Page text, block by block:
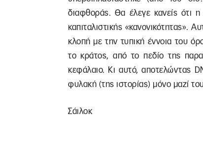
διαφθοράς. Θα έλεγε κανείς ότι
καπιταλιστικής «κανονικότητας».
κλοπή με την τυπική έννοια του
το κράτος, από το πεδίο της
κεφάλαιο. Κι αυτό, αποτελώντας
φυλακή (της ιστορίας) μόνο μαζί
Σάιλοκ